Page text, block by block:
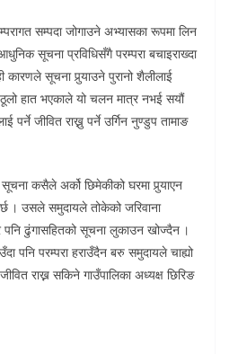
सम्पदा जोगाउने अभ्यासका रूपमा लिन
सूचना प्रविधिसँगै परम्परा बचाइराख्दा
कारणले सूचना पुर्‍याउने पुरानो शैलीलाई
ठूलो हात भएकाले यो चलन मात्र नभई सयौं
जीवित राख्नु पर्ने उर्गिन नुण्डुप तामाङ
कसैले अर्को छिमेकीको घरमा पुर्‍याएन
। उसले समुदायले तोकेको जरिवाना
पनि ढुंगासहितको सूचना लुकाउन खोज्दैन ।
परम्परा हराउँदैन बरु समुदायले चाह्यो
राख्न सकिने गाउँपालिका अध्यक्ष छिरिङ